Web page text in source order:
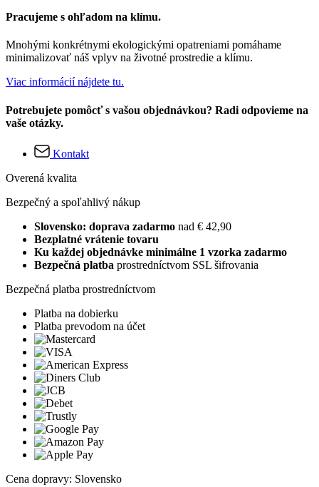
Pracujeme s ohľadom na klímu.
Mnohými konkrétnymi ekologickými opatreniami pomáhame
minimalizovať náš vplyv na životné prostredie a klímu.
Viac informácií nájdete tu.
Potrebujete pomôcť s vašou objednávkou? Radi odpovieme na
vaše otázky.
Kontakt
Overená kvalita
Bezpečný a spoľahlivý nákup
Slovensko: doprava zadarmo nad € 42,90
Bezplatné vrátenie tovaru
Ku každej objednávke minimálne 1 vzorka zadarmo
Bezpečná platba prostredníctvom SSL šifrovania
Bezpečná platba prostredníctvom
Platba na dobierku
Platba prevodom na účet
Cena dopravy: Slovensko